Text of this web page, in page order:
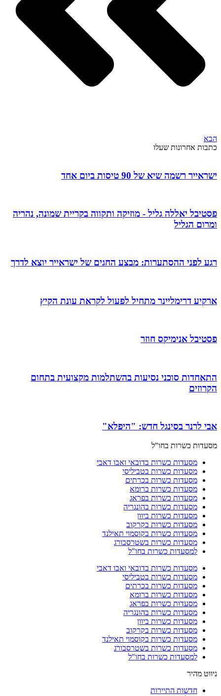
הבא
כתבות אחרונות שעלו
ישראייר רשמה שיא של 90 טיסות ביום אחד
פסטיבל יאללה גליל - מוזיקה ותקווה בקריית שמונה, נהריה
ומרום הגליל
רגע לפני ההסתערות: מבצע החגים של ישראייר יוצא לדרך
ארקיע דרימליינר מתחיל לפעול לקראת עונת הקיץ
פסטיבל אנימיקס חוזר
התאחדות סוכני נסיעות בהשתלמות מקצועית בתחום
הקרוזים
אבי לרנר בסינגל חדש: "היפלא"
מסעדות כשרות בחו"ל
מסעדות כשרות בדובאי ואבו דאבי
מסעדות כשרות בטביליסי
מסעדות כשרות בכרתים
מסעדות כשרות ברומא
מסעדות כשרות בפראג
מסעדות כשרות בהונגריה
מסעדות כשרות ביוון
מסעדות כשרות בקרקוב
מסעדות כשרות בקוסמוי תאילנד
מסעדות כשרות בשטרסבורג
למסעדות כשרות בחו"ל
מסעדות כשרות בדובאי ואבו דאבי
מסעדות כשרות בטביליסי
מסעדות כשרות בכרתים
מסעדות כשרות ברומא
מסעדות כשרות בפראג
מסעדות כשרות בהונגריה
מסעדות כשרות ביוון
מסעדות כשרות בקרקוב
מסעדות כשרות בקוסמוי תאילנד
מסעדות כשרות בשטרסבורג
למסעדות כשרות בחו"ל
ניווט מהיר
חדשות התיירות